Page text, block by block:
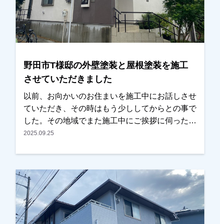
吉川市、草加市またはその他地域でも外壁塗装を
お考えのお客様、まずはご相談からでも大丈夫で
す！現地調査、お見積りはもちろん無料にておこ
なっております。またお支払い方法につきまして
遠慮なくお申し付けください。お待ちしておりま
す。
野田市T様邸の外壁塗装と屋根塗装を施工
させていただきました
以前、お向かいのお住まいを施工中にお話しさせ
ていただき、その時はもう少ししてからとの事で
した。その地域でまた施工中にご挨拶に伺ったと
ころ、ちょうどそろそろやろうかと思っていたと
り、仕上りと職人の仕事ぶりは以前の時から見て
いただいていたとの事で、内容と金額も考えてい
たくらいとの事でＯＫを頂き任せていただけまし
た。色については、あまりイメージを変えたくな
いとの事で、元の色に近いものをご提案させてい
2025.09.25